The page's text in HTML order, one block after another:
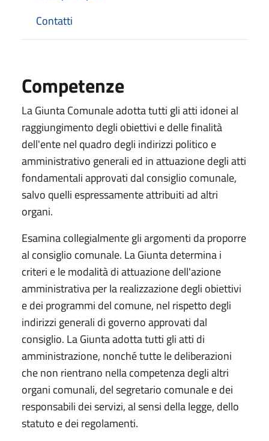
Contatti
Competenze
La Giunta Comunale adotta tutti gli atti idonei al
raggiungimento degli obiettivi e delle finalità
dell'ente nel quadro degli indirizzi politico e
amministrativo generali ed in attuazione degli atti
fondamentali approvati dal consiglio comunale,
salvo quelli espressamente attribuiti ad altri
organi.
Esamina collegialmente gli argomenti da proporre
al consiglio comunale. La Giunta determina i
criteri e le modalità di attuazione dell'azione
amministrativa per la realizzazione degli obiettivi
e dei programmi del comune, nel rispetto degli
indirizzi generali di governo approvati dal
consiglio. La Giunta adotta tutti gli atti di
amministrazione, nonché tutte le deliberazioni
che non rientrano nella competenza degli altri
organi comunali, del segretario comunale e dei
responsabili dei servizi, al sensi della legge, dello
statuto e dei regolamenti.